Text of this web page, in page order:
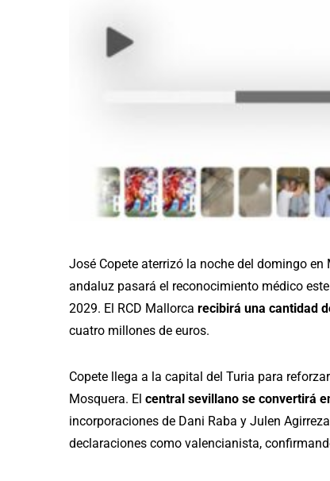
José Copete aterrizó la noche del domingo en
andaluz pasará el reconocimiento médico
2029. El RCD Mallorca recibirá una cantidad
cuatro millones de euros.
Copete llega a la capital del Turia para
Mosquera. El central sevillano se convertirá
incorporaciones de Dani Raba y Julen
declaraciones como valencianista,